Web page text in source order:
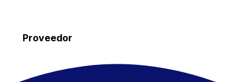
Proveedor